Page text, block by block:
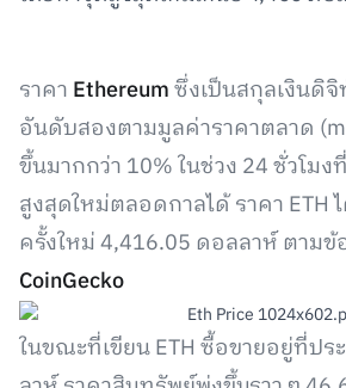
ราคา Ethereumซึ่งเป็นสกุลเงินดิ
อันดับสองตามมูลค่าราคาตลาด
ขึ้นมากกว่า 10% ในช่วง 24 ชั่วโม
สูงสุดใหม่ตลอดกาลได้ ราคา ETH
ครั้งใหม่ 4,416.05 ดอลลาห์ ตามข้
CoinGecko
ในขณะที่เขียน ETH ซื้อขายอยู่ที่ป